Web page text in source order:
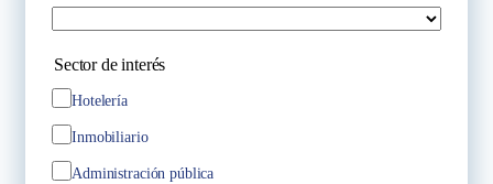
Sector de interés
Hotelería
Inmobiliario
Administración pública